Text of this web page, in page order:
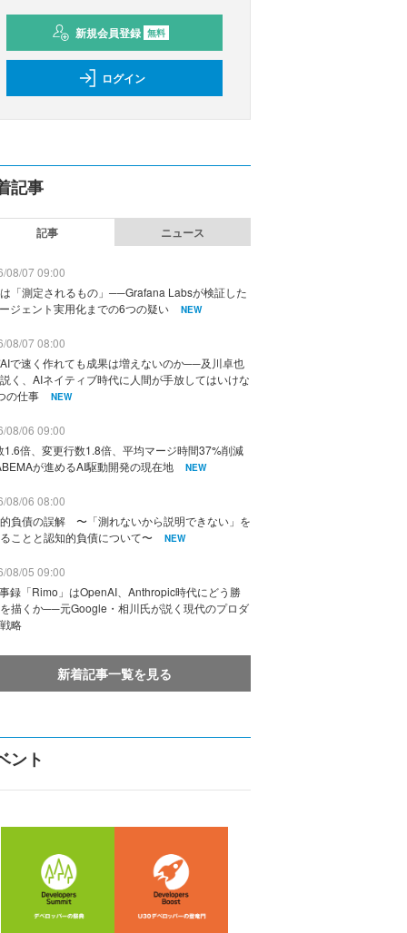
新規会員登録 無料
ログイン
記事
記事 ニュース
08/07 09:00
「測定されるもの」──Grafana Labsが検証した
ジェント実用化までの6つの疑い
NEW
08/07 08:00
で速く作れても成果は増えないのか──及川卓也
く、AIネイティブ時代に人間が手放してはいけな
の仕事
NEW
08/06 09:00
1.6倍、変更行数1.8倍、平均マージ時間37%削減
が進めるAI駆動開発の現在地
NEW
08/06 08:00
負債の誤解 〜「測れないから説明できない」を
ことと認知的負債について〜
NEW
08/05 09:00
録「Rimo」はOpenAI、Anthropic時代にどう勝
描くか──元Google・相川氏が説く現代のプロダ
略
新着記事一覧を見る
ント